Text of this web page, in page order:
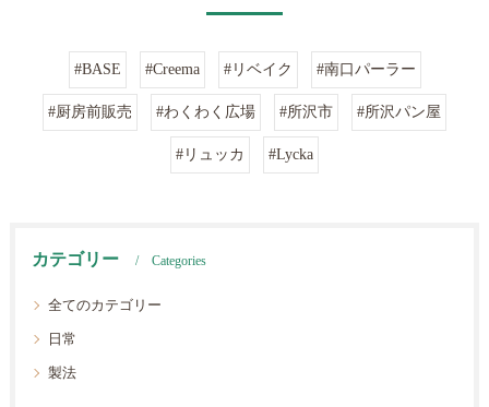
#BASE #Creema #リベイク #南口パーラー
#厨房前販売 #わくわく広場 #所沢市 #所沢パン屋
#リュッカ #Lycka
カテゴリー Categories
全てのカテゴリー
日常
製法